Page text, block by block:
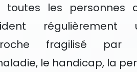
toutes les personnes
régulièrement
fragilisé par
le handicap, la